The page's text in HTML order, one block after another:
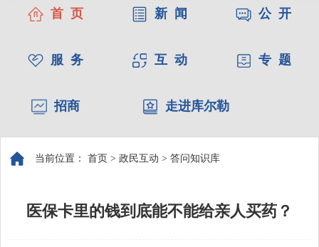
首 页 新 闻 公 开
服 务 互 动 专 题
招商 走进库尔勒
当前位置： 首页 > 政民互动 > 答问知识库
医保卡里的钱到底能不能给亲人买药？